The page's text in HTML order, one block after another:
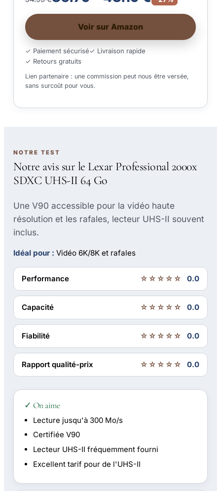
Voir sur Amazon
✓ Paiement sécurisé✓ Livraison rapide
✓ Retours gratuits
Lien partenaire : une commission peut nous être versée,
sans surcoût pour vous.
NOTRE TEST
Notre avis sur le Lexar Professional 2000x
SDXC UHS-II 64 Go
Une V90 accessible pour la vidéo haute
résolution et les rafales, lecteur UHS-II souvent
inclus.
Idéal pour : Vidéo 6K/8K et rafales
Performance ☆☆☆☆☆ 0.0
Capacité ☆☆☆☆☆ 0.0
Fiabilité ☆☆☆☆☆ 0.0
Rapport qualité-prix ☆☆☆☆☆ 0.0
✓ On aime
Lecture jusqu'à 300 Mo/s
Certifiée V90
Lecteur UHS-II fréquemment fourni
Excellent tarif pour de l'UHS-II